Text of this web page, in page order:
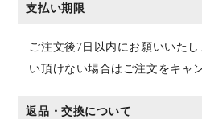
支払い期限
ご注文後7日以内にお願いいた
い頂けない場合はご注文をキャ
返品・交換について